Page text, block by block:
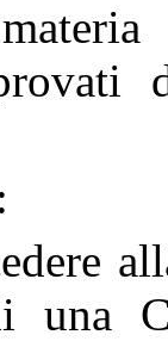
:
una